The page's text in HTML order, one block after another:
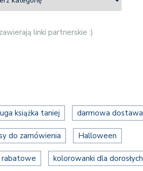
linki partnerskie :)
książka taniej darmowa dostawa
do zamówienia Halloween
rabatowe kolorowanki dla dorosłych